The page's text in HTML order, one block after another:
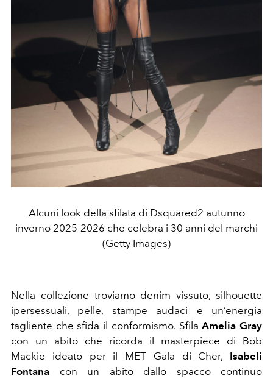
Alcuni look della sfilata di Dsquared2 autunno
inverno 2025-2026 che celebra i 30 anni del marchi
(Getty Images)
Nella collezione troviamo denim vissuto, silhouette
ipersessuali, pelle, stampe audaci e un’energia
tagliente che sfida il conformismo. SfilaAmelia Gray
con un abito che ricorda il masterpiece di Bob
Mackie ideato per il MET Gala di Cher, Isabeli
Fontana con un abito dallo spacco continuo